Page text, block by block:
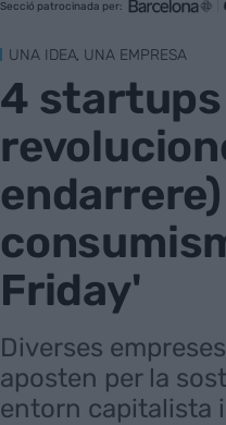
Secció patrocinada per:
UNA IDEA, UNA EMPRESA
4 startups
Friday'
Diverses
aposten per la
entorn capitalista